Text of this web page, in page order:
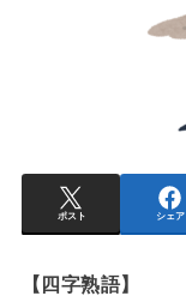
ポスト シェア
【四字熟語】